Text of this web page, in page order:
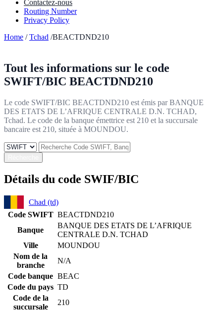
Contactez-nous
Routing Number
Privacy Policy
Home /Tchad /BEACTDND210
Tout les informations sur le code
SWIFT/BIC BEACTDND210
Le code SWIFT/BIC BEACTDND210 est émis par BANQUE
DES ETATS DE L’AFRIQUE CENTRALE D.N. TCHAD,
Tchad. Le code de la banque émettrice est 210 et la succursale
bancaire est 210, située à MOUNDOU.
Détails du code SWIF/BIC
Chad (td)
Code SWIFT BEACTDND210
Banque
BANQUE DES ETATS DE L’AFRIQUE
CENTRALE D.N. TCHAD
Ville
MOUNDOU
Nom de la
branche
N/A
Code banque BEAC
Code du pays TD
Code de la
succursale
210